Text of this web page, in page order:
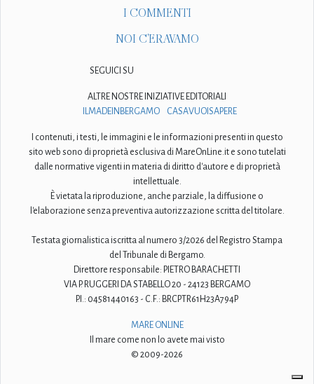
I COMMENTI
NOI C'ERAVAMO
SEGUICI SU
ALTRE NOSTRE INIZIATIVE EDITORIALI
ILMADEINBERGAMO
CASAVUOISAPERE
I contenuti, i testi, le immagini e le informazioni presenti in questo
sito web sono di proprietà esclusiva di MareOnLine.it e sono tutelati
dalle normative vigenti in materia di diritto d'autore e di proprietà
intellettuale.
È vietata la riproduzione, anche parziale, la diffusione o
l'elaborazione senza preventiva autorizzazione scritta del titolare.
Testata giornalistica iscritta al numero 3/2026 del Registro Stampa
del Tribunale di Bergamo.
Direttore responsabile: PIETRO BARACHETTI
VIA P. RUGGERI DA STABELLO 20 - 24123 BERGAMO
P.I.: 04581440163 - C.F.: BRCPTR61H23A794P
MARE ONLINE
Il mare come non lo avete mai visto
© 2009-2026